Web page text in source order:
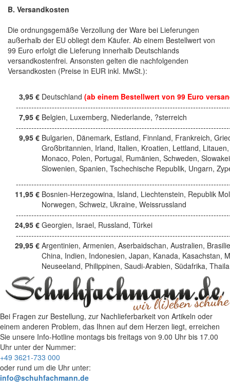
B. Versandkosten
Die ordnungsgemäße Verzollung der Ware bei Lieferungen
außerhalb der EU obliegt dem Käufer. Ab einem Bestellwert von
99 Euro erfolgt die Lieferung innerhalb Deutschlands
versandkostenfrei. Ansonsten gelten die nachfolgenden
Versandkosten (Preise in EUR inkl. MwSt.):
3,95 € Deutschland (ab einem Bestellwert von 99 Euro
7,95 € Belgien, Luxemberg, Niederlande, ?sterreich
9,95 € Bulgarien, Dänemark, Estland, Finnland, Frankreich,
Großbritannien, Irland, Italien, Kroatien, Lettland, Litauen,
Monaco, Polen, Portugal, Rumänien, Schweden,
Slowenien, Spanien, Tschechische Republik, Ungarn,
11,95 € Bosnien-Herzegowina, Island, Liechtenstein, Republik
Norwegen, Schweiz, Ukraine, Weissrussland
24,95 € Georgien, Israel, Russland, Türkei
29,95 € Argentinien, Armenien, Aserbaidschan, Australien,
China, Indien, Indonesien, Japan, Kanada, Kasachstan,
Neuseeland, Philippinen, Saudi-Arabien, Südafrika,
Bei Fragen zur Bestellung, zur Nachlieferbarkeit von Artikeln oder
einem anderen Problem, das Ihnen auf dem Herzen liegt, erreichen
Sie unsere Info-Hotline montags bis freitags von 9.00 Uhr bis 17.00
Uhr unter der Nummer:
+49 3621-733 000
oder rund um die Uhr unter:
info@schuhfachmann.de